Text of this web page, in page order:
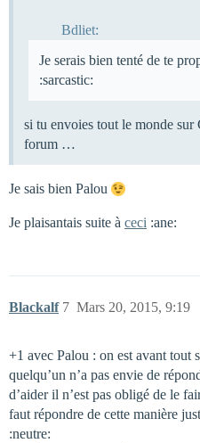
Bdliet:
Je serais bien tenté de te
:sarcastic:
si tu envoies tout le monde sur
forum …
Je sais bien Palou
Je plaisantais suite à ceci :ane:
Blackalf Mars 20, 2015, 9:19
7
+1 avec Palou : on est avant
quelqu’un n’a pas envie de
d’aider il n’est pas obligé de le
faut répondre de cette manière
:neutre: